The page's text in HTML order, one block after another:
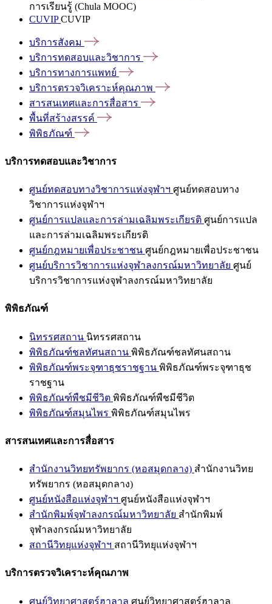
การเรียนรู้ (Chula MOOC)
CUVIPCUVIP
บริการสังคม
บริการทดสอบและวิชาการ
บริการทางการแพทย์
บริการตรวจวิเคราะห์คุณภาพ
สารสนเทศและการสื่อสาร
พื้นที่สร้างสรรค์
พิพิธภัณฑ์
บริการทดสอบและวิชาการ
ศูนย์ทดสอบทางวิชาการแห่งจุฬาฯ ศูนย์ทดสอบทาง
วิชาการแห่งจุฬาฯ
ศูนย์การแปลและการล่ามเฉลิมพระเกียรติ ศูนย์การแปล
และการล่ามเฉลิมพระเกียรติ
ศูนย์กฎหมายเพื่อประชาชน ศูนย์กฎหมายเพื่อประชาชน
ศูนย์บริการวิชาการแห่งจุฬาลงกรณ์มหาวิทยาลัย ศูนย์
บริการวิชาการแห่งจุฬาลงกรณ์มหาวิทยาลัย
พิพิธภัณฑ์
นิทรรศสถาน นิทรรศสถาน
พิพิธภัณฑ์ชลทัศนสถาน พิพิธภัณฑ์ชลทัศนสถาน
พิพิธภัณฑ์พระจุฑาธุชราชฐาน พิพิธภัณฑ์พระจุฑาธุช
ราชฐาน
พิพิธภัณฑ์พืชมีชีวิต พิพิธภัณฑ์พืชมีชีวิต
พิพิธภัณฑ์สมุนไพร พิพิธภัณฑ์สมุนไพร
สารสนเทศและการสื่อสาร
สำนักงานวิทยทรัพยากร (หอสมุดกลาง) สำนักงานวิทย
ทรัพยากร (หอสมุดกลาง)
ศูนย์หนังสือแห่งจุฬาฯ ศูนย์หนังสือแห่งจุฬาฯ
สำนักพิมพ์จุฬาลงกรณ์มหาวิทยาลัย สำนักพิมพ์
จุฬาลงกรณ์มหาวิทยาลัย
สถานีวิทยุแห่งจุฬาฯ สถานีวิทยุแห่งจุฬาฯ
บริการตรวจวิเคราะห์คุณภาพ
ศูนย์วิทยาศาสตร์ฮาลาล ศูนย์วิทยาศาสตร์ฮาลาล